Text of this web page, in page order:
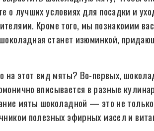
лучших условиях для посадки и
Кроме того, мы познакомим
станет изюминкой,
на этот вид мяты? Во-первых,
вписывается в разные
мяты шоколадной — это не только
полезных эфирных масел и